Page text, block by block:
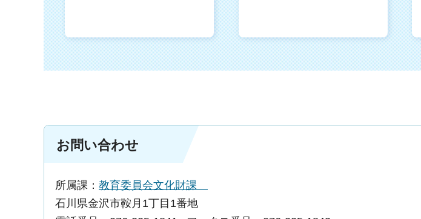
お問い合わせ
所属課： 教育委員会文化財課
石川県金沢市鞍月1丁目1番地